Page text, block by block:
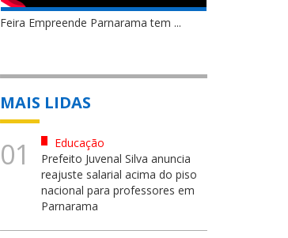
Feira Empreende Parnarama tem ...
MAIS LIDAS
01
Educação
Prefeito Juvenal Silva anuncia
reajuste salarial acima do piso
nacional para professores em
Parnarama